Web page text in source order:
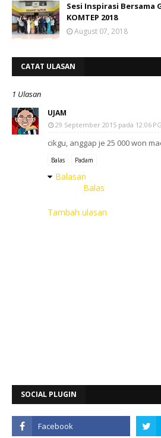
Sesi Inspirasi Bersama
KOMTEP 2018
August 07, 2018
CATAT ULASAN
1 Ulasan
UJAM
29 September 2015 pada 12:06 PG
cikgu, anggap je 25 000 won
Balas Padam
Balasan
Balas
Tambah ulasan
SOCIAL PLUGIN